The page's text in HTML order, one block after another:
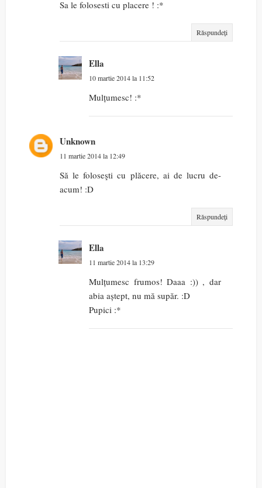
Sa le folosesti cu placere ! :*
Răspundeți
Ella
10 martie 2014 la 11:52
Mulțumesc! :*
Unknown
11 martie 2014 la 12:49
Să le foloseşti cu plăcere, ai de lucru de-
acum! :D
Răspundeți
Ella
11 martie 2014 la 13:29
Mulțumesc frumos! Daaa :)) , dar
abia aștept, nu mă supăr. :D
Pupici :*